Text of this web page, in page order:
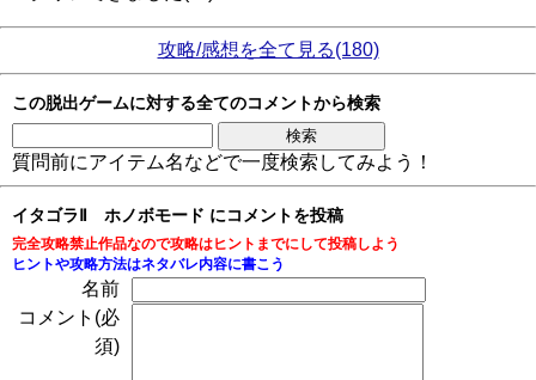
攻略/感想を全て見る(180)
この脱出ゲームに対する全てのコメントから検索
質問前にアイテム名などで一度検索してみよう！
イタゴラⅡ ホノボモード にコメントを投稿
完全攻略禁止作品なので攻略はヒントまでにして投稿しよう
ヒントや攻略方法はネタバレ内容に書こう
名前
コメント(必
須)